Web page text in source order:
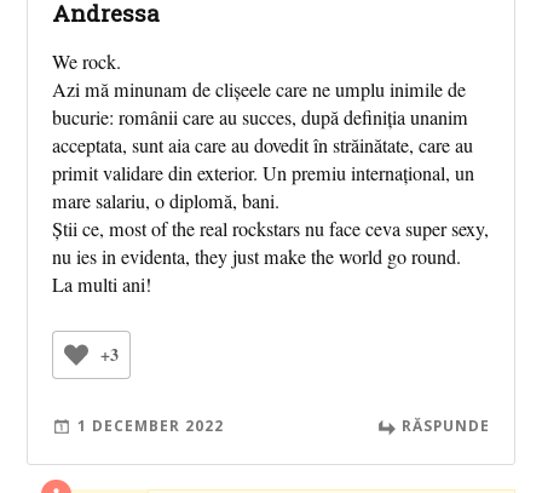
Andressa
We rock.
Azi mă minunam de clișeele care ne umplu inimile de
bucurie: românii care au succes, după definiția unanim
acceptata, sunt aia care au dovedit în străinătate, care au
primit validare din exterior. Un premiu internațional, un
mare salariu, o diplomă, bani.
Știi ce, most of the real rockstars nu face ceva super sexy,
nu ies in evidenta, they just make the world go round.
La multi ani!
+3
1 DECEMBER 2022 RĂSPUNDE